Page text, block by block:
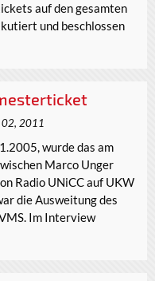
auf den gesamten
und beschlossen
02, 2011
wurde das am
Marco Unger
Radio UNiCC auf UKW
die Ausweitung des
Im Interview